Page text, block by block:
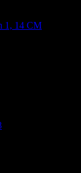
1, 14 CM